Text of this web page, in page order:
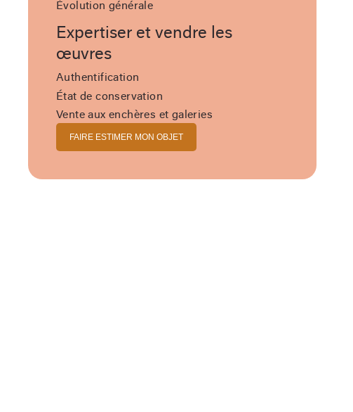
Évolution générale
Expertiser et vendre les
œuvres
Authentification
État de conservation
Vente aux enchères et galeries
FAIRE ESTIMER MON OBJET